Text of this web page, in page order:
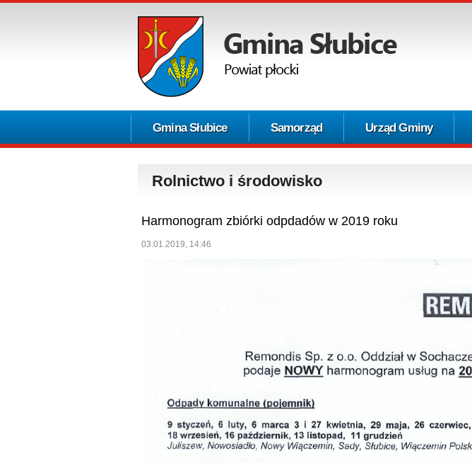
Gmina Słubice Samorząd Urząd Gminy
Rolnictwo i środowisko
Harmonogram zbiórki odpdadów w 2019 roku
03.01.2019, 14:46